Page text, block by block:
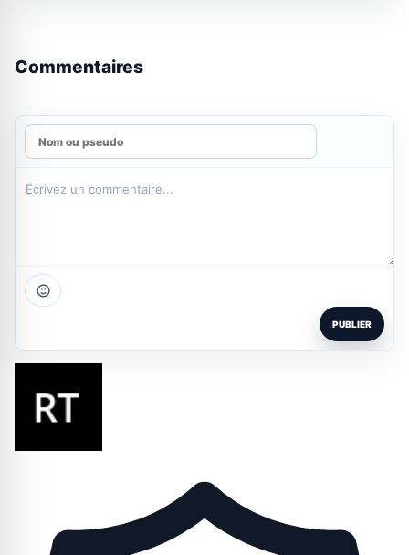
Commentaires
PUBLIER